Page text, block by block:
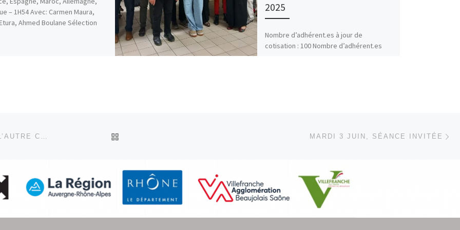
– 1H54 Avec: Carmen Maura,
Ahmed Boulane Sélection
2025
Nombre d’adhérent.es à jour de
cotisation : 100 Nombre d’adhérent.es
PROCÈS-VERBAL DE L’ASSEMBLÉE GÉNÉRALE DE L’AUTRE CINÉMA DU 16 AVRIL 2025 MARDI 3 JUIN, SÉANCE INVITÉE